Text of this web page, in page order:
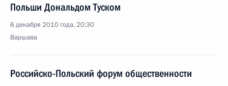
Польши Дональдом Туском
6 декабря 2010 года, 20:30
Варшава
Российско-Польский форум общественности